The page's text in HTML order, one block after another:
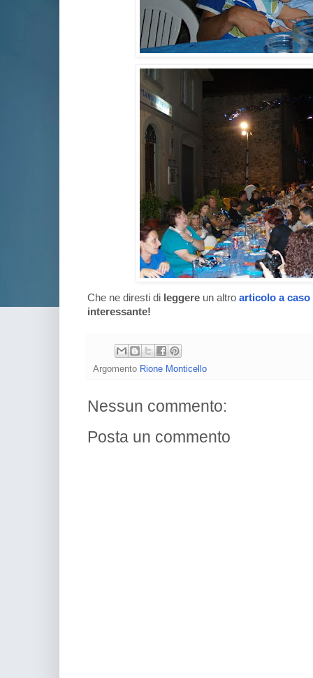
Che ne diresti di leggere un altro articolo a caso
interessante!
Argomento Rione Monticello
Nessun commento:
Posta un commento